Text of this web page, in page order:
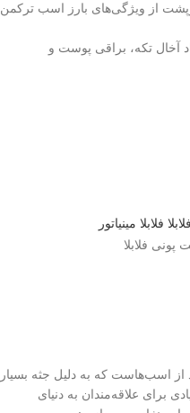
از ویژگی‌های بارز اسب ترکمن
آخال تکه، براقی پوست و
از اسب‌هاست که به دلیل جثه بسیار
برای علاقه‌مندان به دنیای